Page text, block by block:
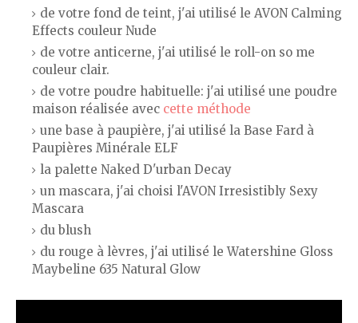
de votre fond de teint, j'ai utilisé le AVON Calming
Effects couleur Nude
de votre anticerne, j'ai utilisé le roll-on so me
couleur clair.
de votre poudre habituelle: j'ai utilisé une poudre
maison réalisée avec cette méthode
une base à paupière, j'ai utilisé la Base Fard à
Paupières Minérale ELF
la palette Naked D'urban Decay
un mascara, j'ai choisi l'AVON Irresistibly Sexy
Mascara
du blush
du rouge à lèvres, j'ai utilisé le Watershine Gloss
Maybeline 635 Natural Glow